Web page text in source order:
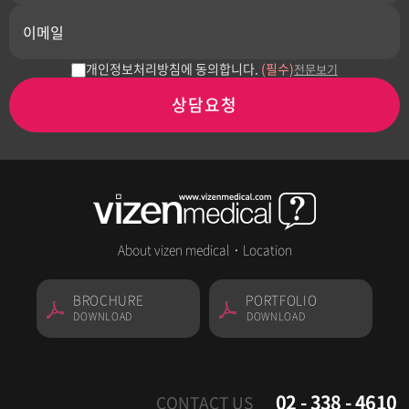
개인정보처리방침에 동의합니다. (필수)전문보기
상담요청
About vizen medical · Location
BROCHURE
DOWNLOAD
PORTFOLIO
DOWNLOAD
CONTACT US 02 - 338 - 4610